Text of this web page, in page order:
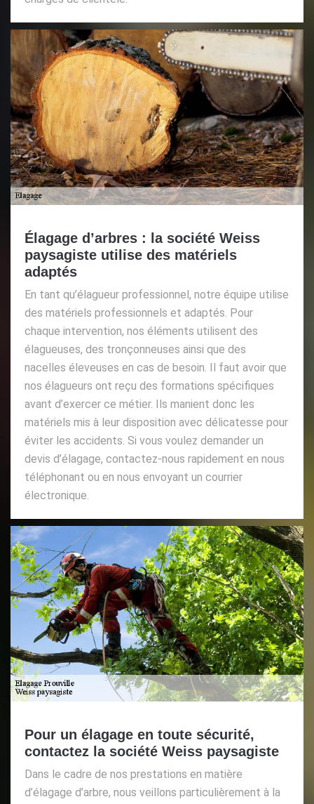
Élagage d’arbres : la société Weiss
paysagiste utilise des matériels
adaptés
En tant qu’élagueur professionnel, notre équipe utilise
des matériels professionnels et adaptés. Pour
chaque intervention, nos éléments utilisent des
élagueuses, des tronçonneuses ainsi que des
nacelles éleveuses en cas de besoin. Il faut avoir que
nos élagueurs ont reçu des formations spécifiques
avant d’exercer ce métier. Ils manient donc les
matériels mis à leur disposition avec délicatesse pour
éviter les accidents. Si vous voulez demander un
devis d’élagage, contactez-nous rapidement en nous
téléphonant ou en nous envoyant un courrier
électronique.
Pour un élagage en toute sécurité,
contactez la société Weiss paysagiste
Dans le cadre de nos prestations en matière
d’élagage d’arbre, nous veillons particulièrement à la